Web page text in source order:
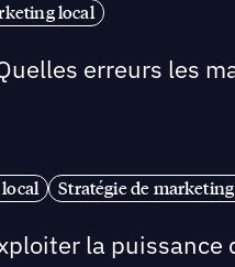
local
erreurs les
Stratégie de
la